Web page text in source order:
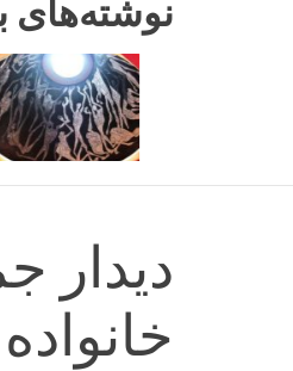
نوشته‌های
دیدار